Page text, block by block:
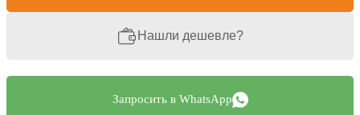
Нашли дешевле?
Запросить в WhatsApp